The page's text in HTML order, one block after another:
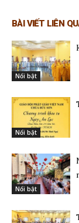
BÀI VIẾT LIÊN
Nổi bật
Nổi bật
Nổi bật